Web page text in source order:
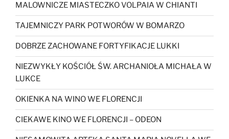
MALOWNICZE MIASTECZKO VOLPAIA W CHIANTI
TAJEMNICZY PARK POTWORÓW W BOMARZO
DOBRZE ZACHOWANE FORTYFIKACJE LUKKI
NIEZWYKŁY KOŚCIÓŁ ŚW. ARCHANIOŁA MICHAŁA W
LUKCE
OKIENKA NA WINO WE FLORENCJI
CIEKAWE KINO WE FLORENCJI – ODEON